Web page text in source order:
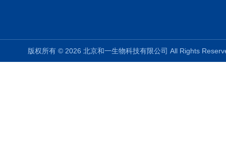
版权所有 © 2026 北京和一生物科技有限公司 All Rights